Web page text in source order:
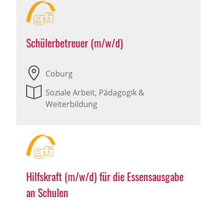
Schülerbetreuer (m/w/d)
Coburg
Soziale Arbeit, Pädagogik &
Weiterbildung
Hilfskraft (m/w/d) für die Essensausgabe
an Schulen